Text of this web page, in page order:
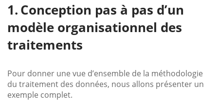
Conception pas à pas d’un
modèle organisationnel des
traitements
Pour donner une vue d’ensemble de la méthodologie
du traitement des données, nous allons présenter un
exemple complet.